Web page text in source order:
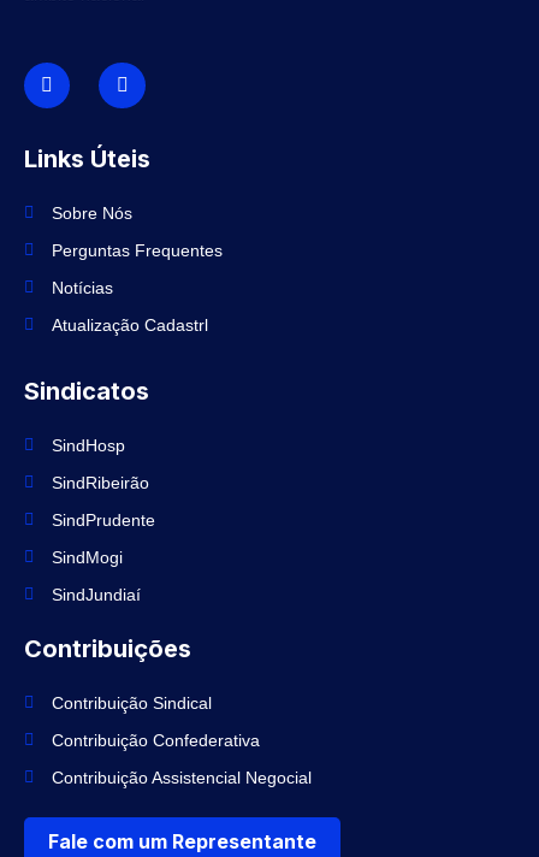
I
c
o
n
f
a
e
o
k
I
n
s
t
g
r
m
Links Úteis
Sobre Nós
Perguntas Frequentes
Notícias
Atualização Cadastrl
Sindicatos
SindHosp
SindRibeirão
SindPrudente
SindMogi
SindJundiaí
Contribuições
Contribuição Sindical
Contribuição Confederativa
Contribuição Assistencial Negocial
Fale com um Representante